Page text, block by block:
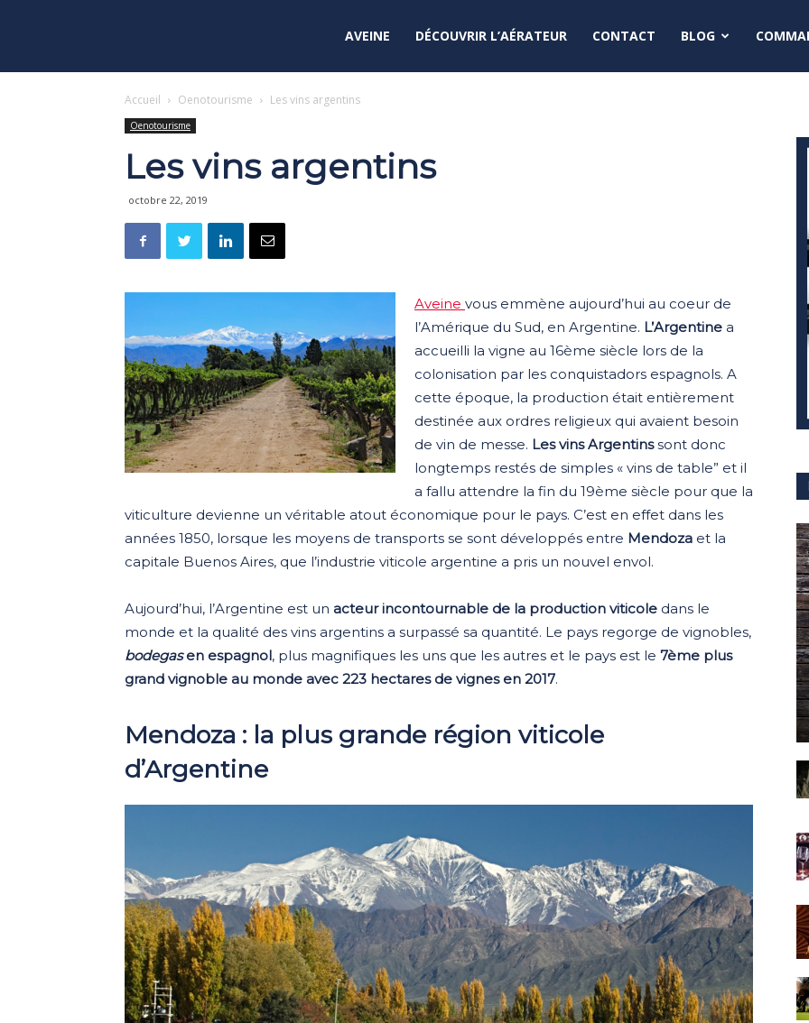
AVEINE DÉCOUVRIR L’AÉRATEUR CONTACT BLOG
Accueil Oenotourisme Les vins argentins
Oenotourisme
Les vins argentins
octobre 22, 2019
Aveine vous emmène aujourd’hui au coeur de
l’Amérique du Sud, en Argentine. L’Argentine a
accueilli la vigne au 16ème siècle lors de la
colonisation par les conquistadors espagnols. A
cette époque, la production était entièrement
destinée aux ordres religieux qui avaient besoin
de vin de messe. Les vins Argentinssont donc
longtemps restés de simples « vins de table” et il
a fallu attendre la fin du 19ème siècle pour que la
viticulture devienne un véritable atout économique pour le pays. C’est en effet dans les
années 1850, lorsque les moyens de transports se sont développés entre Mendoza et la
capitale Buenos Aires, que l’industrie viticole argentine a pris un nouvel envol.
Aujourd’hui, l’Argentine est un acteur incontournable de la production viticole dans le
monde et la qualité des vins argentins a surpassé sa quantité. Le pays regorge de vignobles,
bodegasen espagnol, plus magnifiques les uns que les autres et le pays est le 7ème plus
grand vignoble au monde avec 223 hectares de vignes en 2017.
Mendoza : la plus grande région viticole
d’Argentine